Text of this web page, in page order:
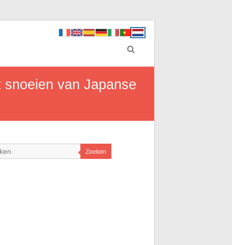
van Japanse
Zoeken